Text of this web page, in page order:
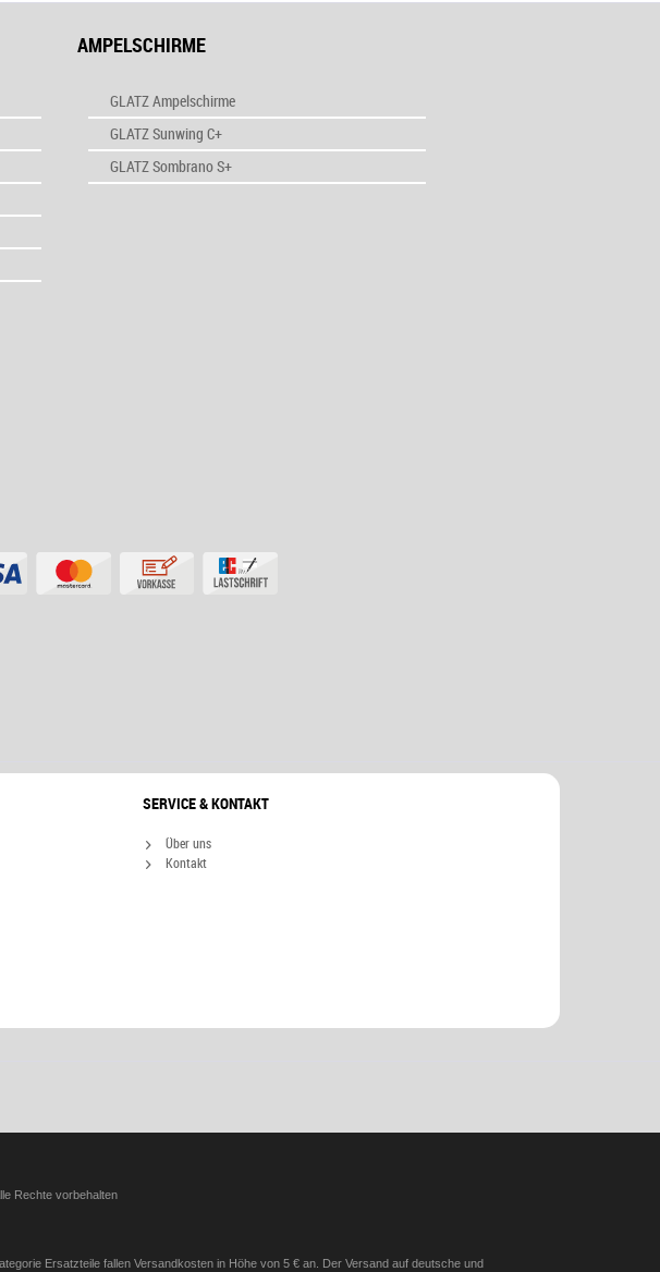
AMPELSCHIRME
GLATZ Ampelschirme
GLATZ Sunwing C+
GLATZ Sombrano S+
SERVICE & KONTAKT
Über uns
Kontakt
Rechte vorbehalten
Ersatzteile fallen Versandkosten in Höhe von 5 € an. Der Versand auf deutsche und